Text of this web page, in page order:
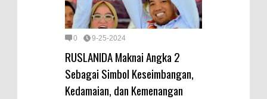
0 9-25-2024
RUSLANIDA Maknai Angka 2
Sebagai Simbol Keseimbangan,
Kedamaian, dan Kemenangan